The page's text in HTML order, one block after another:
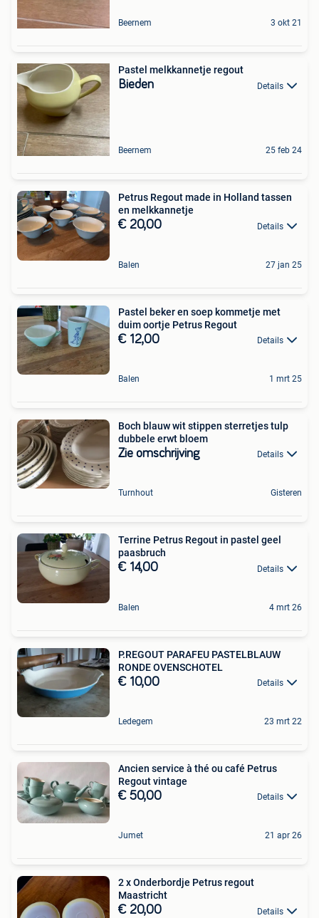
Beernem 3 okt 21
Pastel melkkannetje regout
Bieden Details
Beernem 25 feb 24
Petrus Regout made in Holland tassen
en melkkannetje
€ 20,00 Details
Balen 27 jan 25
Pastel beker en soep kommetje met
duim oortje Petrus Regout
€ 12,00 Details
Balen 1 mrt 25
Boch blauw wit stippen sterretjes tulp
dubbele erwt bloem
Zie omschrijving Details
Turnhout Gisteren
Terrine Petrus Regout in pastel geel
paasbruch
€ 14,00 Details
Balen 4 mrt 26
P.REGOUT PARAFEU PASTELBLAUW
RONDE OVENSCHOTEL
€ 10,00 Details
Ledegem 23 mrt 22
Ancien service à thé ou café Petrus
Regout vintage
€ 50,00 Details
Jumet 21 apr 26
2 x Onderbordje Petrus regout
Maastricht
€ 20,00 Details